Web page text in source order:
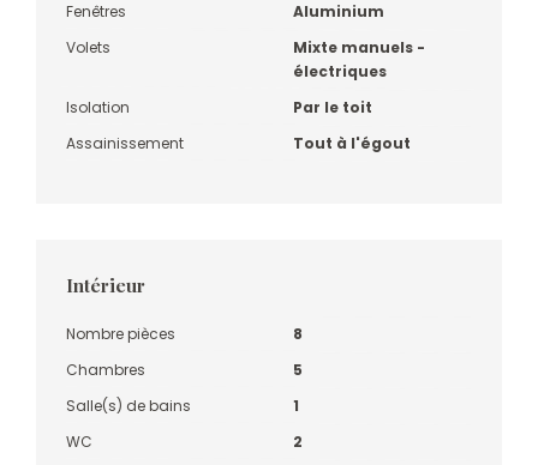
Fenêtres
Aluminium
Volets
Mixte manuels -
électriques
Isolation
Par le toit
Assainissement
Tout à l'égout
Intérieur
Nombre pièces
8
Chambres
5
Salle(s) de bains
1
WC
2